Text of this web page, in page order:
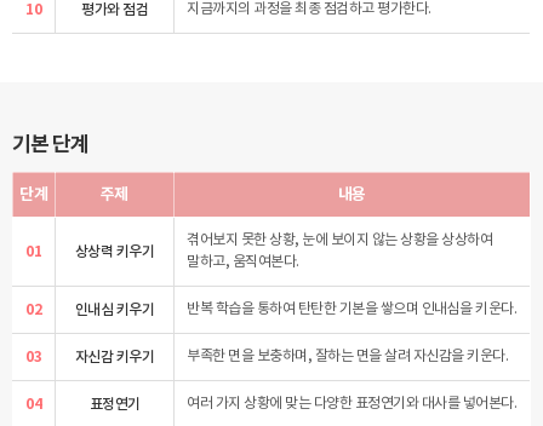
10 평가와 점검 지금까지의 과정을 최종 점검하고 평가한다.
기본 단계
단계 주제 내용
01 상상력 키우기
겪어보지 못한 상황, 눈에 보이지 않는 상황을 상상하여
말하고, 움직여본다.
02 인내심 키우기 반복 학습을 통하여 탄탄한 기본을 쌓으며 인내심을 키운다.
03 자신감 키우기 부족한 면을 보충하며, 잘하는 면을 살려 자신감을 키운다.
04 표정연기 여러 가지 상황에 맞는 다양한 표정연기와 대사를 넣어본다.